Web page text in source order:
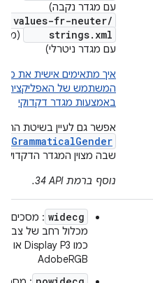
עם מגדר נקבה)
values-fr-neuter/
strings.xml
עם מגדר ניטרלי)
איך מתאימים אישית את
המשתמש של האפליקציה
באמצעות מגדר דקדוקי
אפשר גם לעיין בשיטת
שבה מצוין המגדר הדקדוקי.
נוסף ברמת API‏ 34.
widecg : מסכים
מכלול רחב של
כמו Display P3 או
AdobeRGB